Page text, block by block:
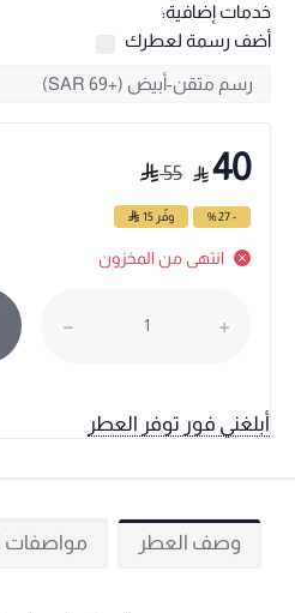
خدمات إضافية:
أضف رسمة لعطرك
40
55
- 27 % وفّر 15
انتهى من المخزون
أبلغني فور توفر العطر
وصف العطر مواصفات